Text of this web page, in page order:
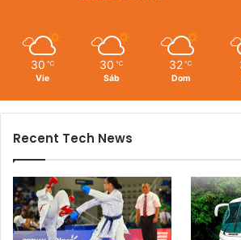
30 ℃
Vie
30 ℃
Sáb
32 ℃
Dom
Recent Tech News